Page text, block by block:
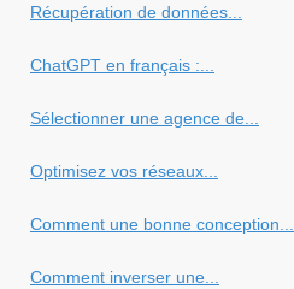
Récupération de données...
ChatGPT en français :...
Sélectionner une agence de...
Optimisez vos réseaux...
Comment une bonne conception...
Comment inverser une...